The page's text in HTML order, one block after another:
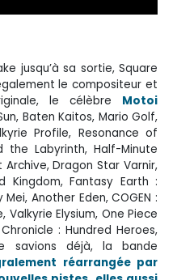
jusqu’à sa sortie, Square
le compositeur et
le célèbre Motoi
Baten Kaitos, Mario Golf,
Profile, Resonance of
the Labyrinth, Half-Minute
Archive, Dragon Star Varnir,
Kingdom, Fantasy Earth :
Another Eden, COGEN :
Valkyrie Elysium, One Piece
: Hundred Heroes,
savions déjà, la bande
réarrangée par